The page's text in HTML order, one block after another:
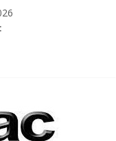
los Mossos d
en COOLTURA FM.
MEJORAR LA
DE BARCELONA.